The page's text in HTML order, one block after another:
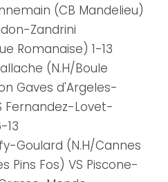
(CB Mandelieu)
Zandrini
Romanaise) 1-13
(N.H/Boule
Gaves d'Argeles-
Fernandez-Lovet-
13
Goulard (N.H/Cannes
Pins Fos) VS Piscone-